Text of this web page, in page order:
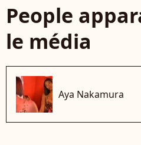
People
le média
Aya Nakamura